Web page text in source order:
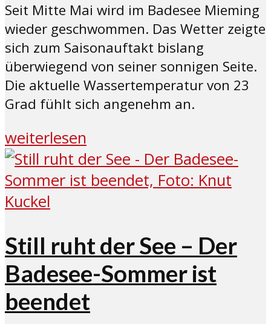
Seit Mitte Mai wird im Badesee Mieming
wieder geschwommen. Das Wetter zeigte
sich zum Saisonauftakt bislang
überwiegend von seiner sonnigen Seite.
Die aktuelle Wassertemperatur von 23
Grad fühlt sich angenehm an.
weiterlesen
Still ruht der See – Der
Badesee-Sommer ist
beendet